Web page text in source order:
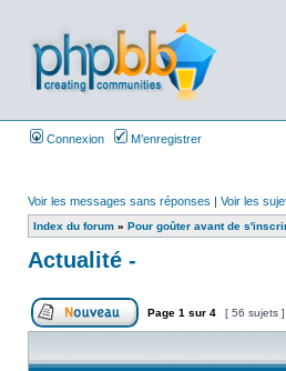
Connexion M’enregistrer
Voir les messages sans réponses | Voir les
Index du forum » Pour goûter avant de
Actualité -
Page 1 sur 4 [ 56 sujets ]